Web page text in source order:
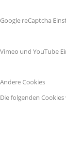
Google reCaptcha
Vimeo und YouTube
Andere Cookies
Die folgenden